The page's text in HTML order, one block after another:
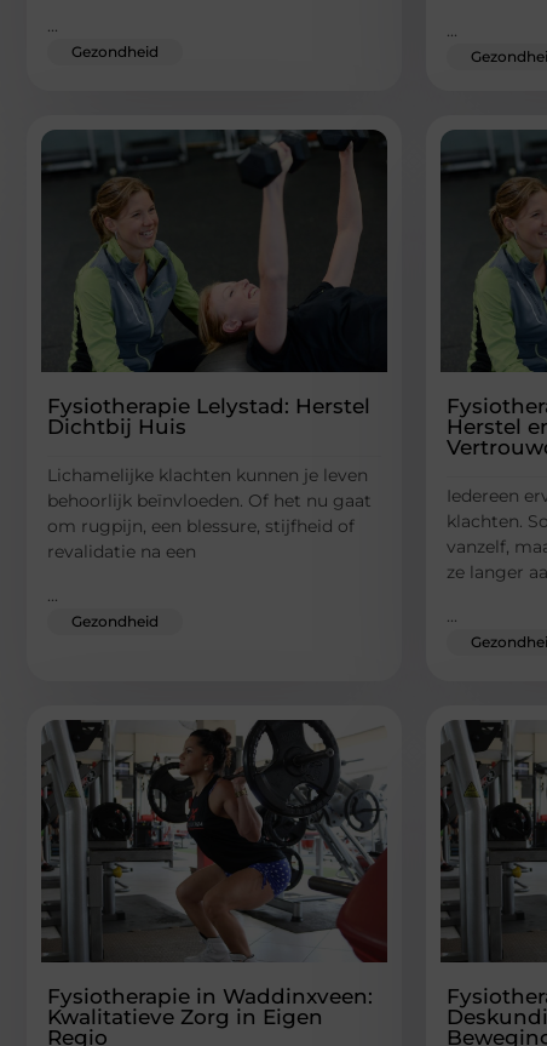
...
Gezondheid
...
Fysiotherapie Lelystad: Herstel
Dichtbij Huis
Lichamelijke klachten kunnen je leven
behoorlijk beïnvloeden. Of het nu gaat
om rugpijn, een blessure, stijfheid of
revalidatie na een
...
Gezondheid
Herstel
Iedereen
klachten.
vanzelf,
ze langer
...
Fysiotherapie in Waddinxveen:
Kwalitatieve Zorg in Eigen
Regio